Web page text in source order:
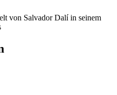
von Salvador Dalí in seinem